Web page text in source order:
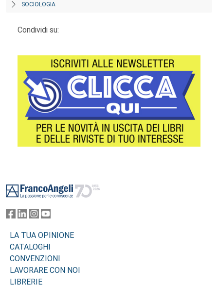
SOCIOLOGIA
Condividi su:
LA TUA OPINIONE
CATALOGHI
CONVENZIONI
LAVORARE CON NOI
LIBRERIE